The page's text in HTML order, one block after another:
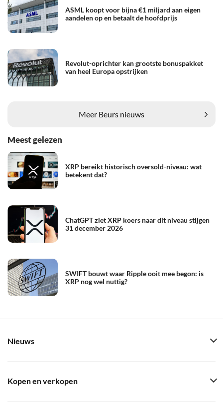
ASML koopt voor bijna €1 miljard aan eigen
aandelen op en betaalt de hoofdprijs
Revolut-oprichter kan grootste bonuspakket
van heel Europa opstrijken
Meer Beurs nieuws
Meest gelezen
XRP bereikt historisch oversold-niveau: wat
betekent dat?
ChatGPT ziet XRP koers naar dit niveau stijgen
31 december 2026
SWIFT bouwt waar Ripple ooit mee begon: is
XRP nog wel nuttig?
Nieuws
Kopen en verkopen